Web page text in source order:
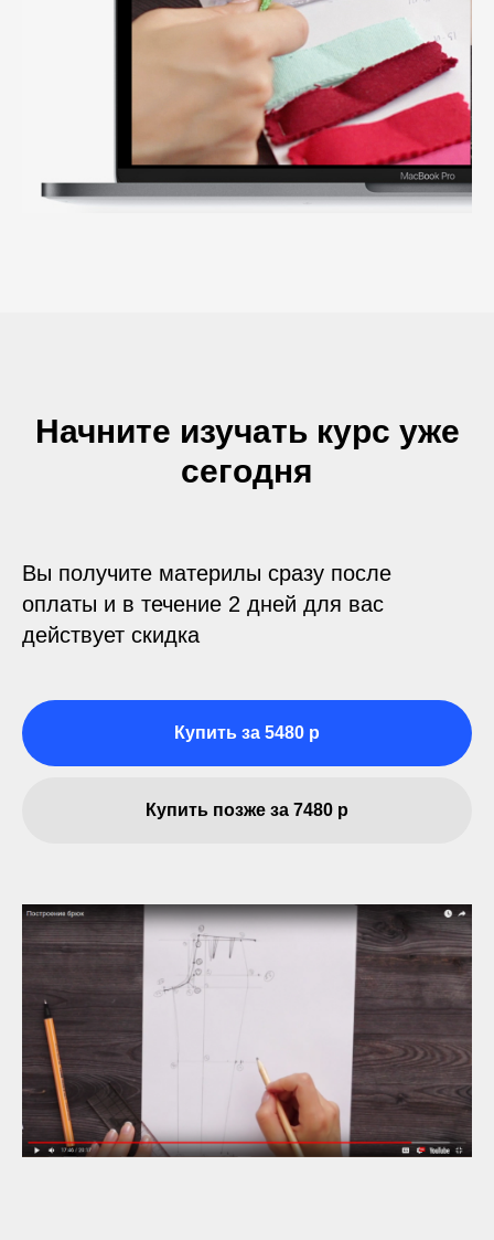
Начните изучать курс уже
сегодня
Вы получите материлы сразу после
оплаты и в течение 2 дней для вас
действует скидка
Купить за 5480 р
Купить позже за 7480 р